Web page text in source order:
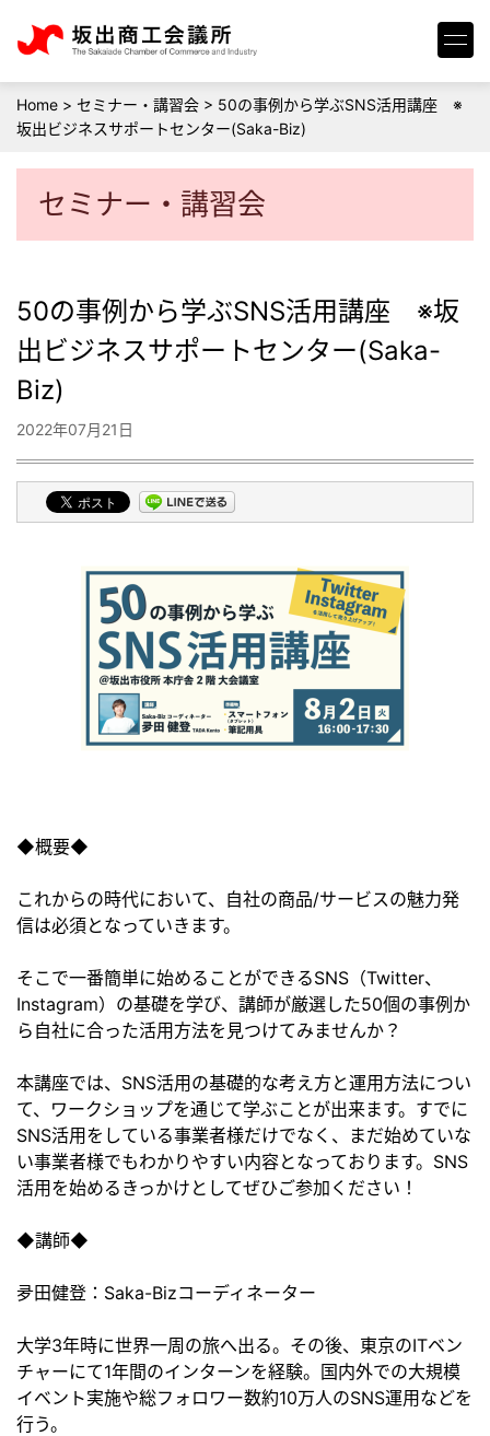
Home > セミナー・講習会 > 50の事例から学ぶSNS活用講座 ※
坂出ビジネスサポートセンター(Saka-Biz)
セミナー・講習会
50の事例から学ぶSNS活用講座 ※坂
出ビジネスサポートセンター(Saka-
Biz)
2022年07月21日
◆概要◆
これからの時代において、自社の商品/サービスの魅力発
信は必須となっていきます。
そこで一番簡単に始めることができるSNS（Twitter、
Instagram）の基礎を学び、講師が厳選した50個の事例か
ら自社に合った活用方法を見つけてみませんか？
本講座では、SNS活用の基礎的な考え方と運用方法につい
て、ワークショップを通じて学ぶことが出来ます。すでに
SNS活用をしている事業者様だけでなく、まだ始めていな
い事業者様でもわかりやすい内容となっております。SNS
活用を始めるきっかけとしてぜひご参加ください！
◆講師◆
夛田健登：Saka-Bizコーディネーター
大学3年時に世界一周の旅へ出る。その後、東京のITベン
チャーにて1年間のインターンを経験。国内外での大規模
イベント実施や総フォロワー数約10万人のSNS運用などを
行う。